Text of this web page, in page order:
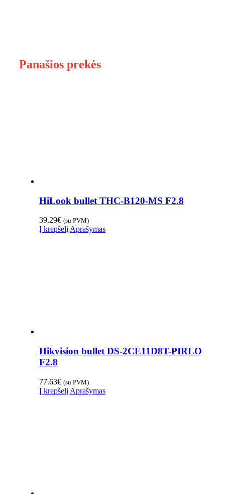
Panašios prekės
HiLook bullet THC-B120-MS F2.8
39.29€ (su PVM)
Į krepšelį Aprašymas
Hikvision bullet DS-2CE11D8T-PIRLO
F2.8
77.63€ (su PVM)
Į krepšelį Aprašymas